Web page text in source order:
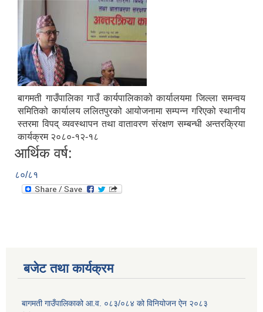
बागमती गाउँपालिका गाउँ कार्यपालिकाको कार्यालयमा जिल्ला समन्वय
समितिको कार्यालय ललितपुरको आयोजनामा सम्पन्न गरिएको स्थानीय
स्तरमा विपद् व्यवस्थापन तथा वातावरण संरक्षण सम्बन्धी अन्तरक्रिया
कार्यक्रम २०८०-१२-१८
आर्थिक वर्ष:
८०/८१
बजेट तथा कार्यक्रम
बागमती गाउँपालिकाको आ.व. ०८३/०८४ को विनियोजन ऐन २०८३